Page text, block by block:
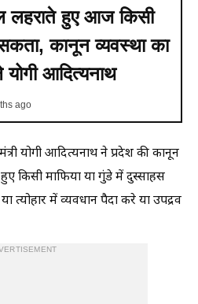
लहराते हुए आज किसी
कानून व्यवस्था का
आदित्यनाथ
ago
योगी आदित्यनाथ ने प्रदेश की कानून
किसी माफिया या गुंडे में दुस्साहस
त्योहार में व्यवधान पैदा करे या उपद्रव